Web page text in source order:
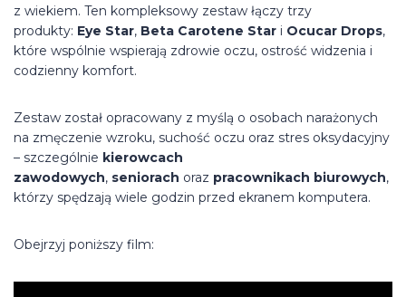
z wiekiem. Ten kompleksowy zestaw łączy trzy
produkty: Eye Star, Beta Carotene Star i Ocucar Drops,
które wspólnie wspierają zdrowie oczu, ostrość widzenia i
codzienny komfort.
Zestaw został opracowany z myślą o osobach narażonych
na zmęczenie wzroku, suchość oczu oraz stres oksydacyjny
– szczególnie kierowcach
zawodowych, seniorach oraz pracownikach biurowych,
którzy spędzają wiele godzin przed ekranem komputera.
Obejrzyj poniższy film: